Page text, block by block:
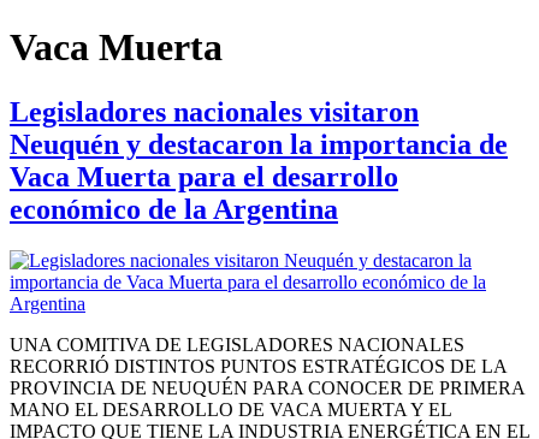
Vaca Muerta
Legisladores nacionales visitaron
Neuquén y destacaron la importancia de
Vaca Muerta para el desarrollo
económico de la Argentina
UNA COMITIVA DE LEGISLADORES NACIONALES
RECORRIÓ DISTINTOS PUNTOS ESTRATÉGICOS DE LA
PROVINCIA DE NEUQUÉN PARA CONOCER DE PRIMERA
MANO EL DESARROLLO DE VACA MUERTA Y EL
IMPACTO QUE TIENE LA INDUSTRIA ENERGÉTICA EN EL